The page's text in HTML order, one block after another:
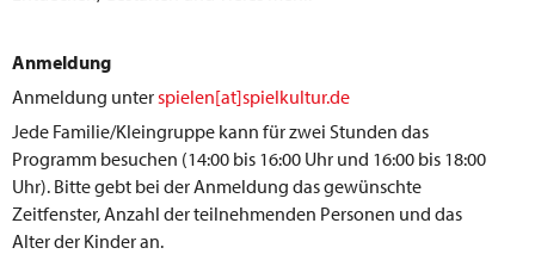
Anmeldung
Anmeldung unter spielen[at]spielkultur.de
Jede Familie/Kleingruppe kann für zwei Stunden das
Programm besuchen (14:00 bis 16:00 Uhr und 16:00 bis 18:00
Uhr). Bitte gebt bei der Anmeldung das gewünschte
Zeitfenster, Anzahl der teilnehmenden Personen und das
Alter der Kinder an.